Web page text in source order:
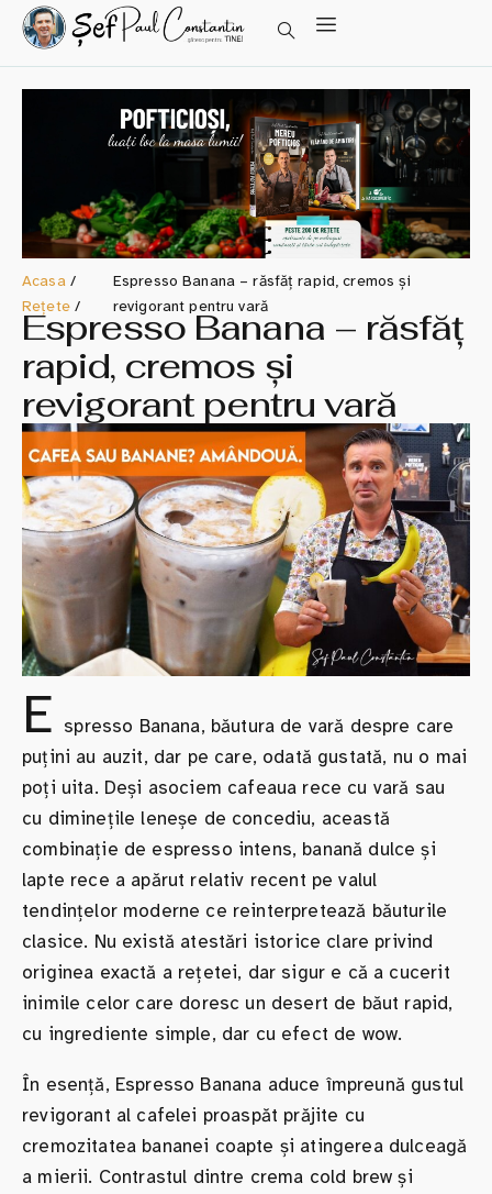
Acasa/
Rețete/
Espresso Banana – răsfăț rapid, cremos și
revigorant pentru vară
Espresso Banana – răsfăț
rapid, cremos și
revigorant pentru vară
E spresso Banana, băutura de vară despre care
puțini au auzit, dar pe care, odată gustată, nu o mai
poți uita. Deși asociem cafeaua rece cu vară sau
cu diminețile leneșe de concediu, această
combinație de espresso intens, banană dulce și
lapte rece a apărut relativ recent pe valul
tendințelor moderne ce reinterpretează băuturile
clasice. Nu există atestări istorice clare privind
originea exactă a rețetei, dar sigur e că a cucerit
inimile celor care doresc un desert de băut rapid,
cu ingrediente simple, dar cu efect de wow.
În esență, Espresso Banana aduce împreună gustul
revigorant al cafelei proaspăt prăjite cu
cremozitatea bananei coapte și atingerea dulceagă
a mierii. Contrastul dintre crema cold brew și